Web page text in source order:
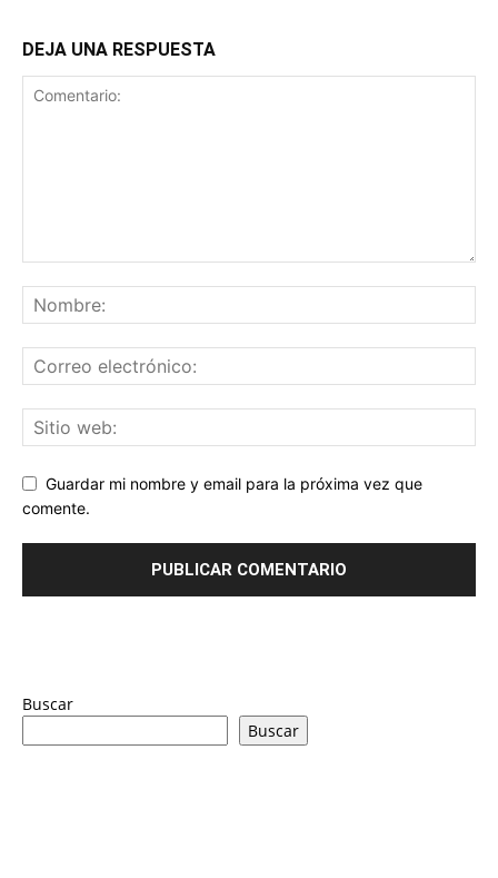
DEJA UNA RESPUESTA
Guardar mi nombre y email para la próxima vez que
comente.
Buscar
Buscar